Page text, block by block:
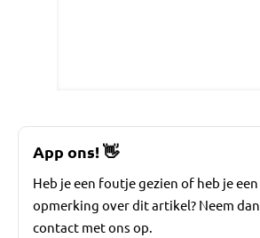
App ons!👋
Heb je een foutje gezien of heb je een
opmerking over dit artikel? Neem dan
contact met ons op.